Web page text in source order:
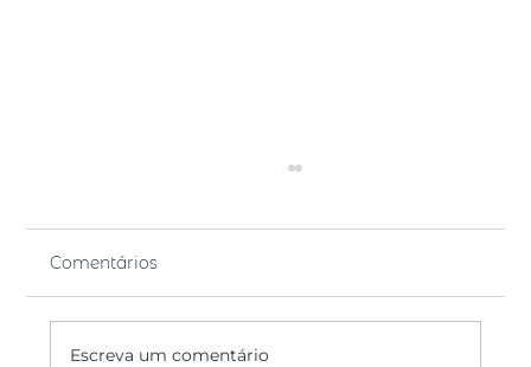
Comentários
Escreva um comentário